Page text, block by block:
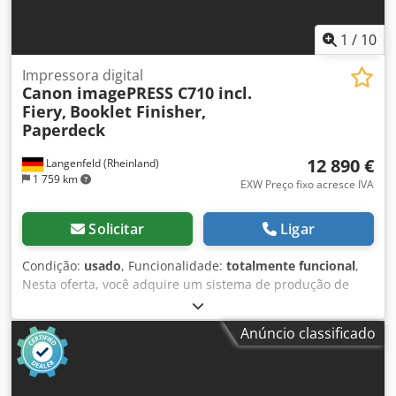
1 / 10
Langenfeld (Rheinland)
1 759 km
Impressora digital
Canon imagePRESS C710 incl.
Fiery, Booklet Finisher,
Paperdeck
12 890 €
EXW Preço fixo acresce IVA
Solicitar Ligar
Condição: usado, Funcionalidade: totalmente funcional,
Nesta oferta, você adquire um sistema de produção de
cores usado, o "Canon imagePRESS C710". Objeto de
venda: 1 x Canon imagePRESS C710 com a seguinte
configuração: Inclui Fiery E400 Inclui finalizador de folhetos
W! Pro Inclui bandeja de papel POD Deck Lite-C1 Inclui
ADF/R-ADF duplex A configuração não é a ideal? Não há
Anúncio classificado